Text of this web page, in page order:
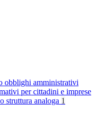
obblighi amministrativi
per cittadini e imprese
struttura analoga 1